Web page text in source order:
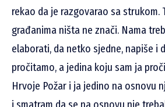
rekao da je razgovarao sa strukom.
građanima ništa ne znači. Nama
elaborati, da netko sjedne, napiše i
pročitamo, a jedina koju sam ja
Hrvoje Požar i ja jedino na osnovu